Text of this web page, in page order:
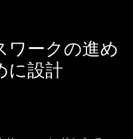
ワークの進め
に設計